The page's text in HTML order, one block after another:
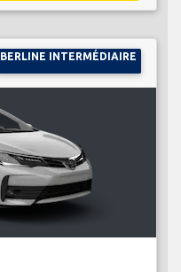
BERLINE INTERMÉDIAIRE